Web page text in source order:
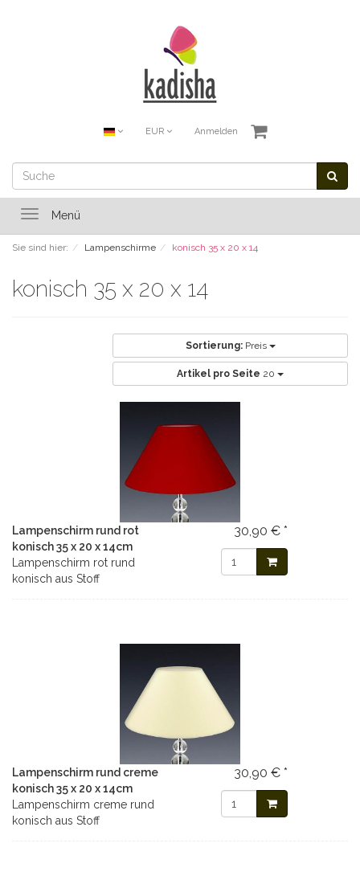
EUR Anmelden
ToggleMenü
Sie sind hier: Lampenschirme konisch 35 x 20 x 14
konisch 35 x 20 x 14
Sortierung: Preis
Artikel pro Seite 20
Lampenschirm rund rot
konisch 35 x 20 x 14cm
Lampenschirm rot rund
konisch aus Stoff
30,90 € *
Lampenschirm rund creme
konisch 35 x 20 x 14cm
Lampenschirm creme rund
konisch aus Stoff
30,90 € *